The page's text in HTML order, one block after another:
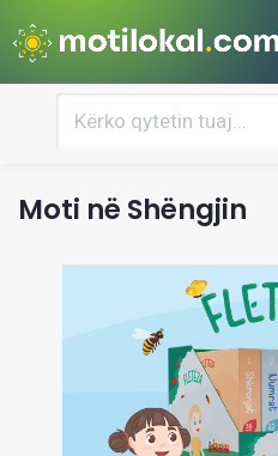
Moti në Shëngjin